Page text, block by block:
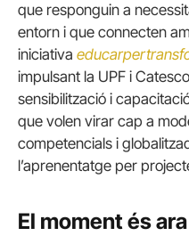
que responguin a
entorn i que connecten
iniciativa
impulsant la UPF i
sensibilització i
que volen virar cap a
competencials i
l’aprenentatge per
El moment és